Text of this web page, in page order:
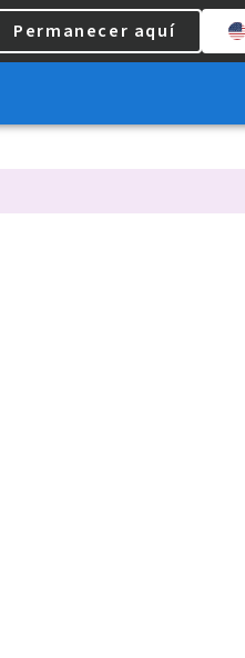
Permanecer aquí